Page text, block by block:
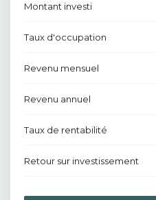
Montant investi
Taux d'occupation
Revenu mensuel
Revenu annuel
Taux de rentabilité
Retour sur investissement